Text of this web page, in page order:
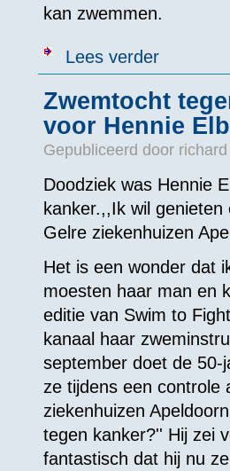
kan zwemmen.
Lees verderover
Zwemtocht
voor Hennie
Gepubliceerd door
Doodziek was Hennie
kanker.,,Ik wil
Gelre ziekenhuizen
Het is een wonder dat
moesten haar man en
editie van Swim to
kanaal haar
september doet de 50-
ze tijdens een controle
ziekenhuizen
tegen kanker?'' Hij zei
fantastisch dat hij nu